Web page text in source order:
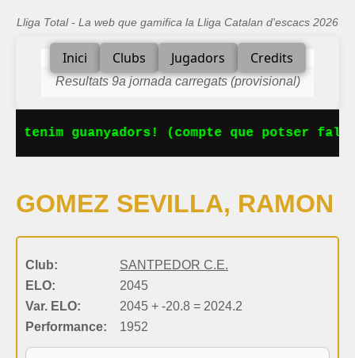
Lliga Total - La web que gamifica la Lliga Catalan d'escacs 2026
Inici Clubs Jugadors Credits
Resultats 9a jornada carregats (provisional)
tenim guanyadors! (compte que potser
GOMEZ SEVILLA, RAMON
Club:
SANTPEDOR C.E.
ELO:
2045
Var. ELO:
2045 + -20.8 = 2024.2
Performance:
1952